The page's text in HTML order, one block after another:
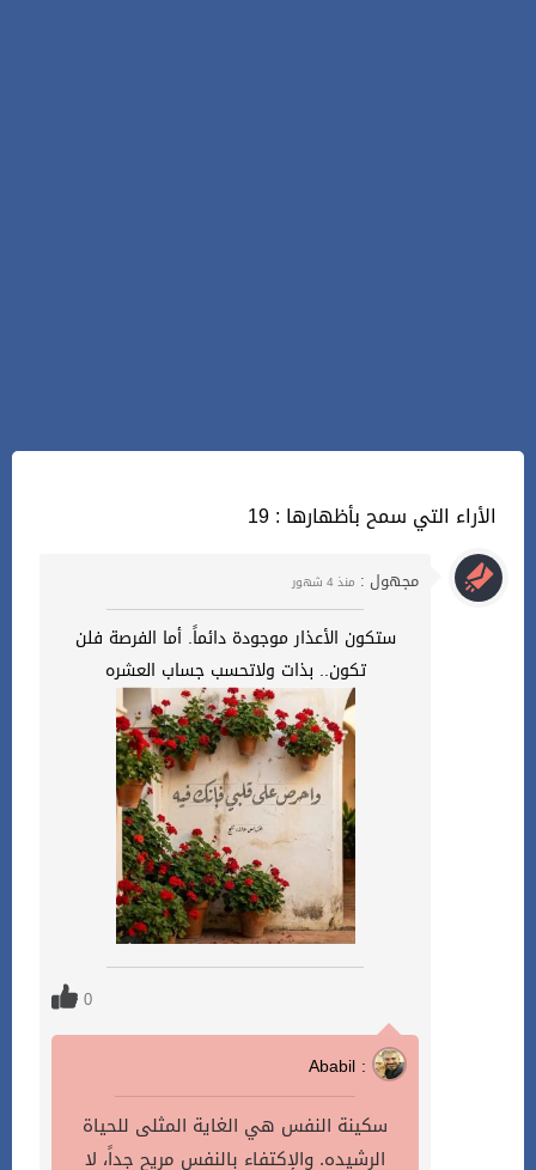
19 : الأراء التي سمح بأظهارها
مجهول : منذ 4 شهور
ستكون الأعذار موجودة دائماً. أما الفرصة فلن
تكون.. بذات ولاتحسب جساب العشره
0
Ababil :
سكينة النفس هي الغاية المثلى للحياة
الرشيده. والإكتفاء بالنفس مريح جداً، لا